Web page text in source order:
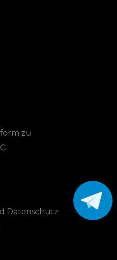
zu
Datenschutz